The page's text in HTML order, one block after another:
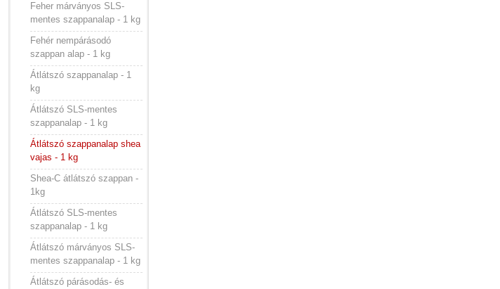
Feher márványos SLS-
mentes szappanalap - 1 kg
Fehér nempárásodó
szappan alap - 1 kg
Átlátszó szappanalap - 1
kg
Átlátszó SLS-mentes
szappanalap - 1 kg
Átlátszó szappanalap shea
vajas - 1 kg
Shea-C átlátszó szappan -
1kg
Átlátszó SLS-mentes
szappanalap - 1 kg
Átlátszó márványos SLS-
mentes szappanalap - 1 kg
Átlátszó párásodás- és